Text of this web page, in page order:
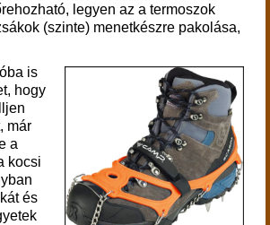
legyen az a termoszok
(szinte) menetkészre pakolása,
is
hogy
már
a
kocsi
és